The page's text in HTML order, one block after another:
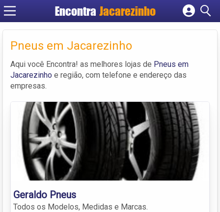
Encontra Jacarezinho
Cadastrar empresa
Criar conta
Pneus em Jacarezinho
Aqui você Encontra! as melhores lojas de Pneus em
Jacarezinho e região, com telefone e endereço das
empresas.
Geraldo Pneus
Todos os Modelos, Medidas e Marcas.